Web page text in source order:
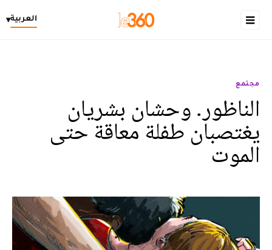
العربية▾
مجتمع
الناظور. وحشان بشريان
يغتصبان طفلة معاقة حتى
الموت